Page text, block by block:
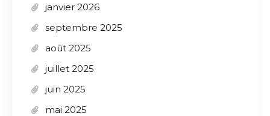
janvier 2026
septembre 2025
août 2025
juillet 2025
juin 2025
mai 2025